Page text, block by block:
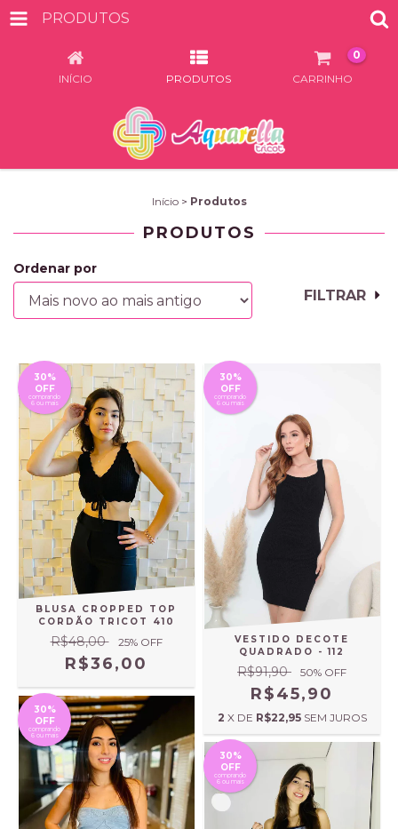
PRODUTOS
INÍCIO PRODUTOS CARRINHO
0
Início > Produtos
PRODUTOS
Ordenar por
FILTRAR
30%
OFF
comprando
6 ou mais
BLUSA CROPPED TOP
CORDÃO TRICOT 410
R$48,00 25% OFF
R$36,00
30%
OFF
comprando
6 ou mais
VESTIDO DECOTE
QUADRADO - 112
R$91,90 50% OFF
R$45,90
2 X DE R$22,95 SEM JUROS
30%
OFF
comprando
6 ou mais
30%
OFF
comprando
6 ou mais